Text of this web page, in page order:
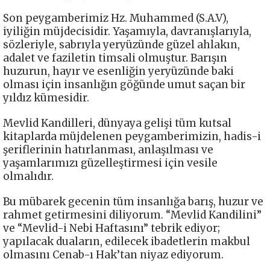
Son peygamberimiz Hz. Muhammed (S.A.V),
iyiliğin müjdecisidir. Yaşamıyla, davranışlarıyla,
sözleriyle, sabrıyla yeryüzünde güzel ahlakın,
adalet ve faziletin timsali olmuştur. Barışın
huzurun, hayır ve esenliğin yeryüzünde baki
olması için insanlığın göğünde umut saçan bir
yıldız kümesidir.
Mevlid Kandilleri, dünyaya gelişi tüm kutsal
kitaplarda müjdelenen peygamberimizin, hadis-i
şeriflerinin hatırlanması, anlaşılması ve
yaşamlarımızı güzelleştirmesi için vesile
olmalıdır.
Bu mübarek gecenin tüm insanlığa barış, huzur ve
rahmet getirmesini diliyorum. “Mevlid Kandilini”
ve “Mevlid-i Nebi Haftasını” tebrik ediyor;
yapılacak duaların, edilecek ibadetlerin makbul
olmasını Cenab-ı Hak’tan niyaz ediyorum.